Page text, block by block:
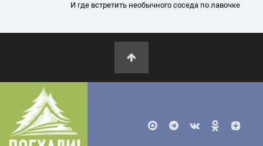
И где встретить необычного соседа по лавочке